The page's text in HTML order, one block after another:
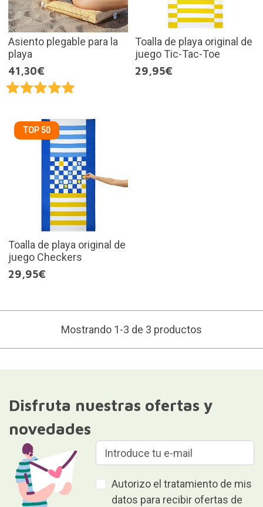
Asiento plegable para la
playa
41,30€
Toalla de playa original de
juego Tic-Tac-Toe
29,95€
TOP 50
Toalla de playa original de
juego Checkers
29,95€
Mostrando 1-3 de 3 productos
Disfruta nuestras ofertas y
novedades
Autorizo el tratamiento de mis
datos para recibir ofertas de